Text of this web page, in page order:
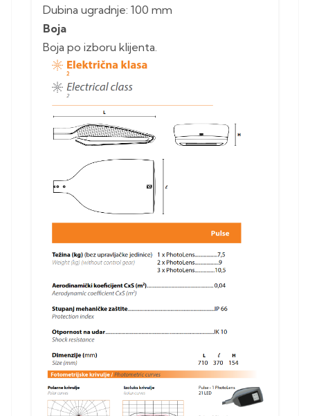
Dubina ugradnje: 100 mm
Boja
Boja po izboru klijenta.